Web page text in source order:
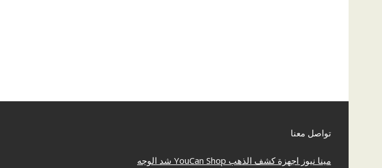
تواصل معنا
مينا نيوز اجهزة كشف الذهب YouCan Shop شد الوجه